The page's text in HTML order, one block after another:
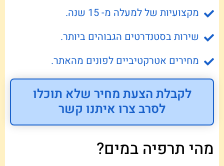
מקצועיות של למעלה מ- 15 שנה.
שירות בסטנדרטים הגבוהים ביותר.
מחירים אטרקטיביים לפונים מהאתר.
לקבלת הצעת מחיר שלא תוכלו
לסרב צרו איתנו קשר
מהי תרפיה במים?